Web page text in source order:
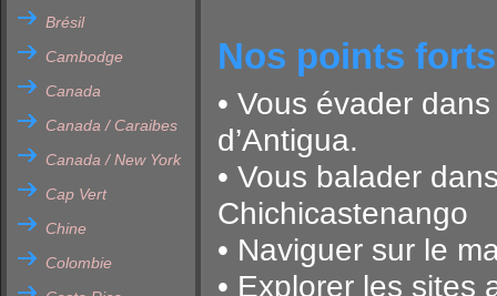
Brésil
Cambodge
Canada
Canada / Caraibes
Canada / New York
Cap Vert
Chine
Colombie
Nos points forts
• Vous évader
d’Antigua.
• Vous balader
Chichicastenango
• Naviguer sur le
• Explorer les